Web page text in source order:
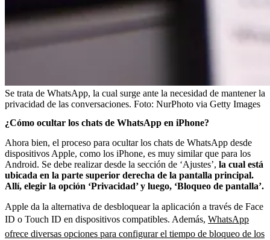
Se trata de WhatsApp, la cual surge ante la necesidad de mantener la
privacidad de las conversaciones. Foto: NurPhoto via Getty Images
¿Cómo ocultar los chats de WhatsApp en iPhone?
Ahora bien, el proceso para ocultar los chats de WhatsApp desde
dispositivos Apple, como los iPhone, es muy similar que para los
Android. Se debe realizar desde la sección de ‘Ajustes’, la cual está
ubicada en la parte superior derecha de la pantalla principal.
Allí, elegir la opción ‘Privacidad’ y luego, ‘Bloqueo de pantalla’.
Apple da la alternativa de desbloquear la aplicación a través de Face
ID o Touch ID en dispositivos compatibles. Además, WhatsApp
ofrece diversas opciones para configurar el tiempo de bloqueo de los